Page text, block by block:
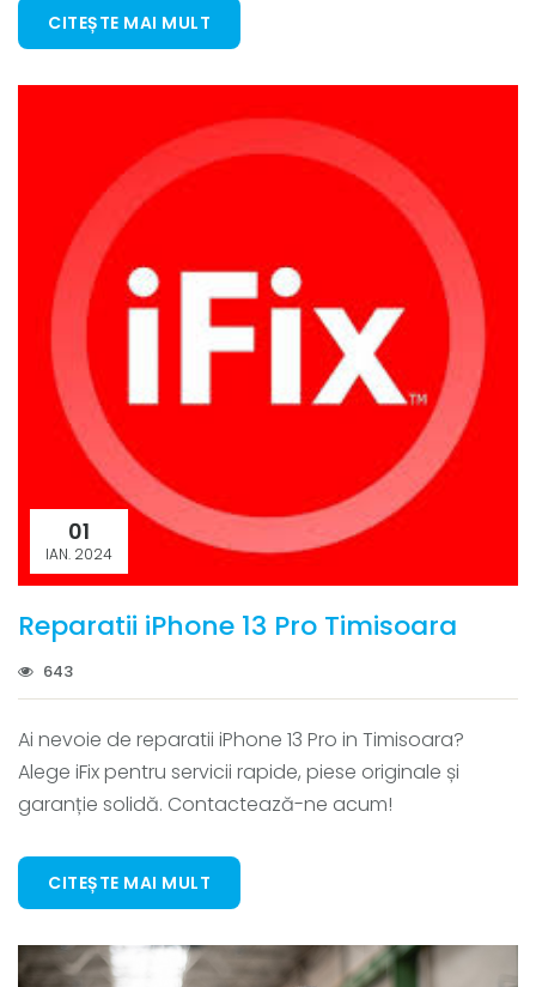
CITEȘTE MAI MULT
01
IAN. 2024
Reparatii iPhone 13 Pro Timisoara
643
Ai nevoie de reparatii iPhone 13 Pro in Timisoara?
Alege iFix pentru servicii rapide, piese originale și
garanție solidă. Contactează-ne acum!
CITEȘTE MAI MULT